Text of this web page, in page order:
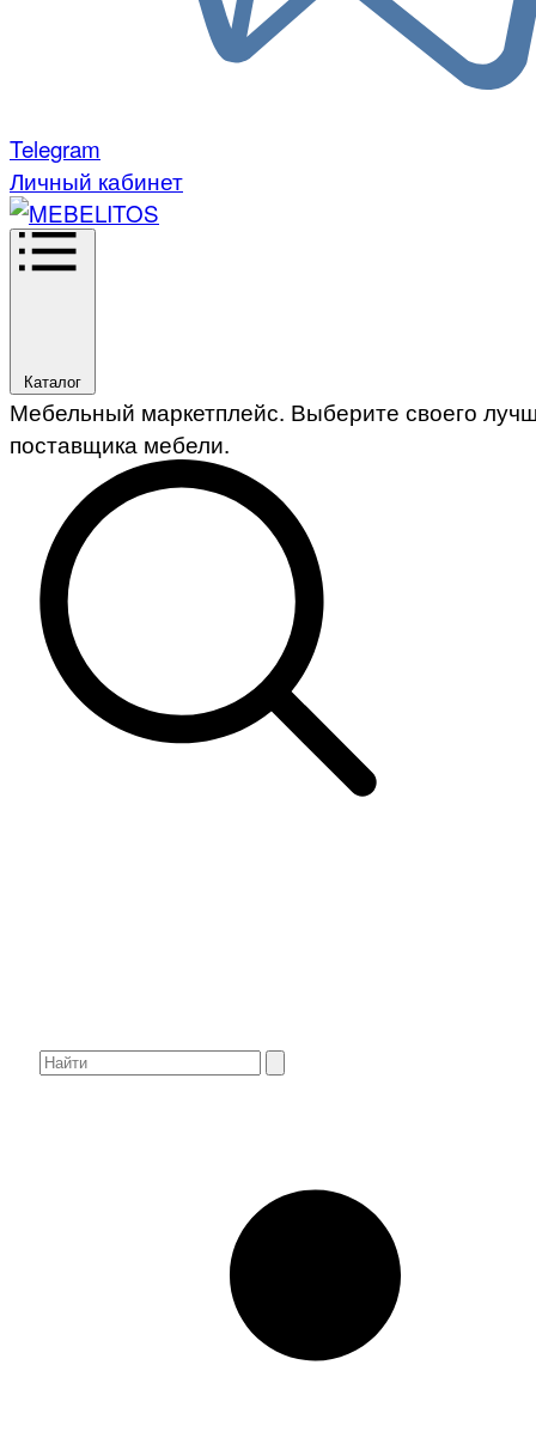
Telegram
Личный кабинет
Каталог
Мебельный маркетплейс. Выберите своего
поставщика мебели.